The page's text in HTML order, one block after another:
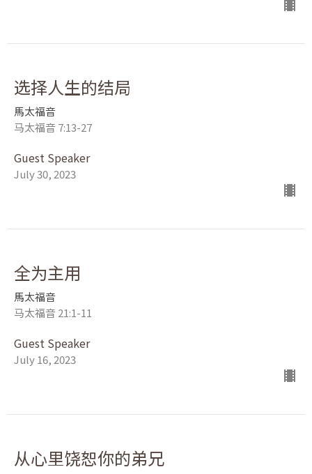
选择人生的结局
馬太福音
马太福音 7:13-27
Guest Speaker
July 30, 2023
全为主用
馬太福音
马太福音 21:1-11
Guest Speaker
July 16, 2023
从心里饶恕你的弟兄